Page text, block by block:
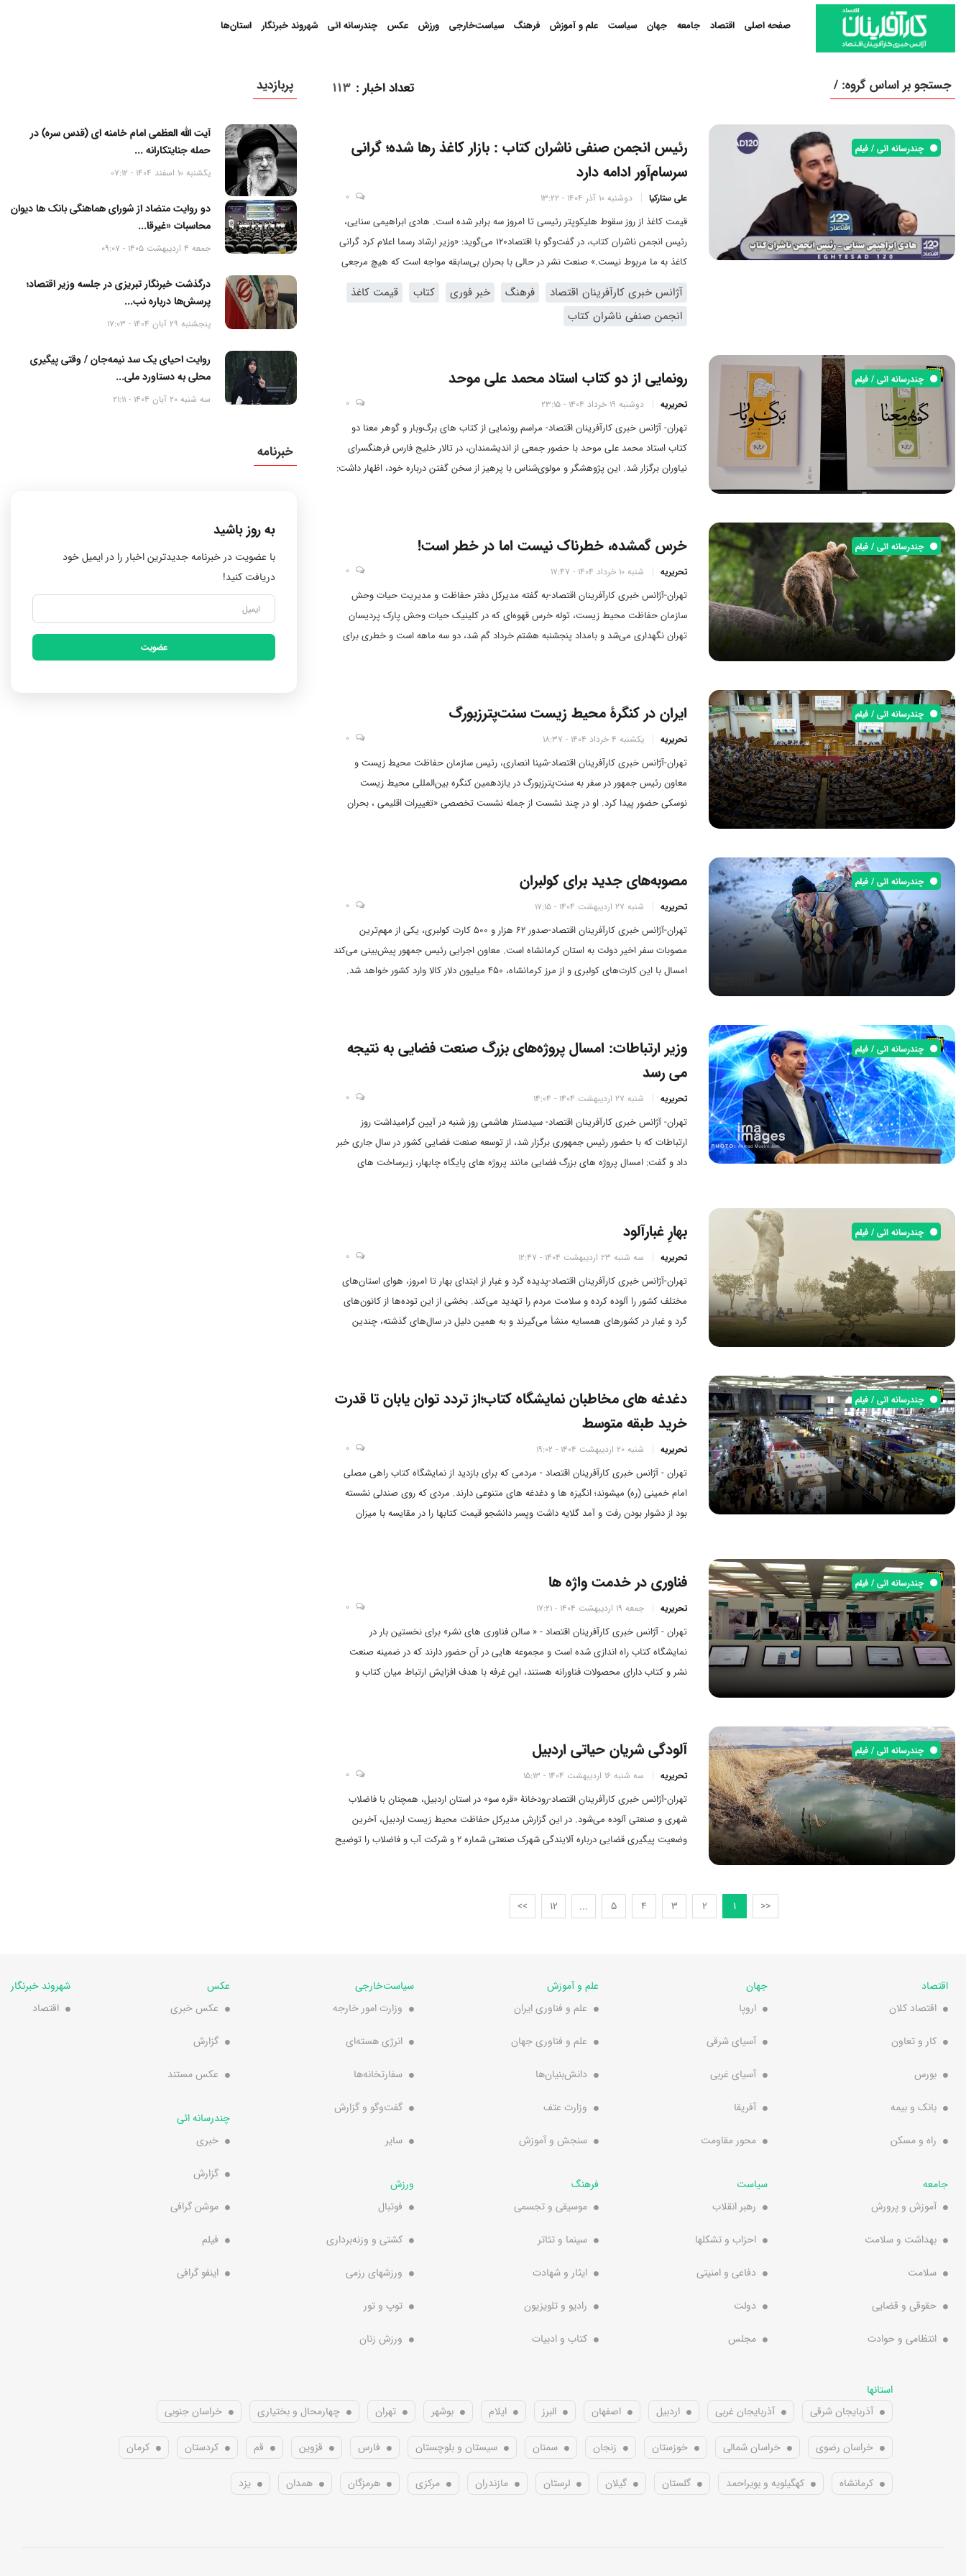
صفحه اصلی اقتصاد جامعه جهان سیاست علم و آموزش فرهنگ سیاست‌خارجی ورزش عکس چندرسانه ائی شهروند خبرنگار استان‌ها
جستجو بر اساس گروه: / تعداد اخبار :
113
چندرسانه ائی / فیلم
رئیس انجمن صنفی ناشران کتاب : بازار کاغذ رها شده؛ گرانی
سرسام‌آور ادامه دارد
علی ستارکیا دوشنبه 10 آذر 1404 - 13:22 0
قیمت کاغذ از روز سقوط هلیکوپتر رئیسی تا امروز سه برابر شده است. هادی ابراهیمی سنایی،
رئیس انجمن ناشران کتاب، در گفت‌وگو با اقتصاد120 می‌گوید: «وزیر ارشاد رسما اعلام کرد گرانی
کاغذ به ما مربوط نیست.» صنعت نشر در حالی با بحران بی‌سابقه مواجه است که هیچ مرجعی
آژانس خبری کارآفرینان اقتصاد فرهنگ خبر فوری کتاب
قیمت کاغذ
انجمن صنفی ناشران کتاب
چندرسانه ائی / فیلم رونمایی از دو کتاب استاد محمد علی موحد
تحریریه دوشنبه 19 خرداد 1404 - 23:15 0
تهران- آژانس خبری کارآفرینان اقتصاد- مراسم رونمایی از کتاب های برگ‌وبار و گوهر معنا دو
کتاب استاد محمد علی موحد با حضور جمعی از اندیشمندان، در تالار خلیج فارس فرهنگسرای
نیاوران برگزار شد. این پژوهشگر و مولوی‌شناس با پرهیز از سخن گفتن درباره خود، اظهار داشت:
چندرسانه ائی / فیلم خرس گمشده، خطرناک نیست اما در خطر است!
تحریریه شنبه 10 خرداد 1404 - 17:47 0
تهران-آژانس خبری کارآفرینان اقتصاد-به گفته مدیرکل دفتر حفاظت و مدیریت حیات وحش
سازمان حفاظت محیط زیست، توله خرس قهوه‌ای که در کلینیک حیات وحش پارک پردیسان
تهران نگهداری می‌شد و بامداد پنجشنبه هشتم خرداد گم شد، دو سه ماهه است و خطری برای
چندرسانه ائی / فیلم ایران در کنگرۀ محیط زیست سنت‌پترزبورگ
تحریریه یکشنبه 4 خرداد 1404 - 18:37 0
تهران-آژانس خبری کارآفرینان اقتصاد-شینا انصاری، رئیس سازمان حفاظت محیط زیست و
معاون رئیس جمهور در سفر به سنت‌پترزبورگ در یازدهمین کنگره بین‌المللی محیط زیست
نوسکی حضور پیدا کرد. او در چند نشست از جمله نشست تخصصی «تغییرات اقلیمی ، بحران
چندرسانه ائی / فیلم مصوبه‌های جدید برای کولبران
تحریریه شنبه 27 اردیبهشت 1404 - 17:15 0
تهران-آژانس خبری کارآفرینان اقتصاد-صدور ۶۲ هزار و ۵۰۰ کارت کولبری، یکی از مهم‌ترین
مصوبات سفر اخیر دولت به استان کرمانشاه است. معاون اجرایی رئیس جمهور پیش‌بینی می‌کند
امسال با این کارت‌های کولبری و از مرز کرمانشاه، ۴۵۰ میلیون دلار کالا وارد کشور خواهد شد.
چندرسانه ائی / فیلم
وزیر ارتباطات: امسال پروژه‌های بزرگ صنعت فضایی به نتیجه
می رسد
تحریریه شنبه 27 اردیبهشت 1404 - 14:04 0
تهران- آژانس خبری کارآفرینان اقتصاد- سیدستار هاشمی روز شنبه در آیین گرامیداشت روز
ارتباطات که با حضور رئیس جمهوری برگزار شد، از توسعه صنعت فضایی کشور در سال جاری خبر
داد و گفت:‌ امسال پروژه های بزرگ فضایی مانند پروژه های پایگاه چابهار، زیرساخت های
چندرسانه ائی / فیلم بهارِ غبارآلود
تحریریه سه شنبه 23 اردیبهشت 1404 - 12:47 0
تهران-آژانس خبری کارآفرینان اقتصاد-پدیده گرد و غبار از ابتدای بهار تا امروز، هوای استان‌های
مختلف کشور را آلوده کرده و سلامت مردم را تهدید می‌کند. بخشی از این توده‌ها از کانون‌های
گرد و غبار در کشورهای همسایه منشأ می‌گیرند و به همین دلیل در سال‌های گذشته، چندین
چندرسانه ائی / فیلم
دغدغه های مخاطبان نمایشگاه کتاب؛از تردد توان یابان تا قدرت
خرید طبقه متوسط
تحریریه شنبه 20 اردیبهشت 1404 - 19:02 0
تهران - آژانس خبری کارآفرینان اقتصاد - مردمی که برای بازدید از نمایشگاه کتاب راهی مصلی
امام خمینی (ره) میشوند؛ انگیزه ها و دغدغه های متنوعی دارند. مردی که روی صندلی نشسته
بود از دشوار بودن رفت و آمد گلایه داشت وپسر دانشجو قیمت کتابها را در مقایسه با میزان
چندرسانه ائی / فیلم فناوری در خدمت واژه ها
تحریریه جمعه 19 اردیبهشت 1404 - 17:21 0
تهران - آژانس خبری کارآفرینان اقتصاد - « سالن فناوری های نشر» برای نخستین بار در
نمایشگاه کتاب راه اندازی شده است و مجموعه هایی در آن حضور دارند که در ضمینه صنعت
نشر و کتاب دارای محصولات فناورانه هستند، این غرفه با هدف افزایش ارتباط میان کتاب و
چندرسانه ائی / فیلم آلودگی شریان حیاتی اردبیل
تحریریه سه شنبه 16 اردیبهشت 1404 - 15:13 0
تهران-آژانس خبری کارآفرینان اقتصاد-رودخانۀ «قره سو» در استان اردبیل، همچنان با فاضلاب
شهری و صنعتی آلوده می‌شود. در این گزارش مدیرکل حفاظت محیط زیست اردبیل، آخرین
وضعیت پیگیری قضایی درباره آلایندگی شهرک صنعتی شماره ۲ و شرکت آب و فاضلاب را توضیح
<<
1
2
3
4
5
...
12
>>
پربازدید
آیت الله العظمی امام خامنه ای (قدس سره) در
حمله جنایتکارانه ...
یکشنبه 10 اسفند 1404 - 07:12
دو روایت متضاد از شورای هماهنگی بانک ها دیوان
محاسبات «غیرقا...
جمعه 4 اردیبهشت 1405 - 09:07
درگذشت خبرنگار تبریزی در جلسه وزیر اقتصاد؛
پرسش‌ها درباره نب...
پنجشنبه 29 آبان 1404 - 17:03
روایت احیای یک سد نیمه‌جان / وقتی پیگیری
محلی به دستاورد ملی...
سه شنبه 20 آبان 1404 - 21:11
خبرنامه
به روز باشید
با عضویت در خبرنامه جدیدترین اخبار را در ایمیل خود
دریافت کنید!
عضویت
اقتصاد
اقتصاد کلان
کار و تعاون
بورس
بانک و بیمه
راه و مسکن
جامعه
آموزش و پرورش
بهداشت و سلامت
سلامت
حقوقی و قضایی
انتظامی و حوادث
جهان
اروپا
آسیای شرقی
آسیای غربی
آفریقا
محور مقاومت
سیاست
رهبر انقلاب
احزاب و تشکلها
دفاعی و امنیتی
دولت
مجلس
علم و آموزش
علم و فناوری ایران
علم و فناوری جهان
دانش‌بنیان‌ها
وزارت عتف
سنجش و آموزش
فرهنگ
موسیقی و تجسمی
سینما و تئاتر
ایثار و شهادت
رادیو و تلویزیون
کتاب و ادبیات
سیاست‌خارجی
وزارت امور خارجه
انرژی هسته‌ای
سفارتخانه‌ها
گفت‌وگو و گزارش
سایر
ورزش
فوتبال
کشتی و وزنه‌برداری
ورزشهای رزمی
توپ و تور
ورزش زنان
عکس
عکس خبری
گزارش
عکس مستند
چندرسانه ائی
خبری
گزارش
موشن گرافی
فیلم
اینفو گرافی
شهروند خبرنگار
اقتصاد
استانها
آذربایجان شرقی
آذربایجان غربی اردبیل اصفهان البرز ایلام بوشهر تهران چهارمحال و بختیاری خراسان جنوبی
خراسان رضوی خراسان شمالی خوزستان زنجان سمنان سیستان و بلوچستان فارس قزوین قم کردستان کرمان
کرمانشاه کهگیلویه و بویراحمد گلستان گیلان لرستان مازندران مرکزی هرمزگان همدان یزد